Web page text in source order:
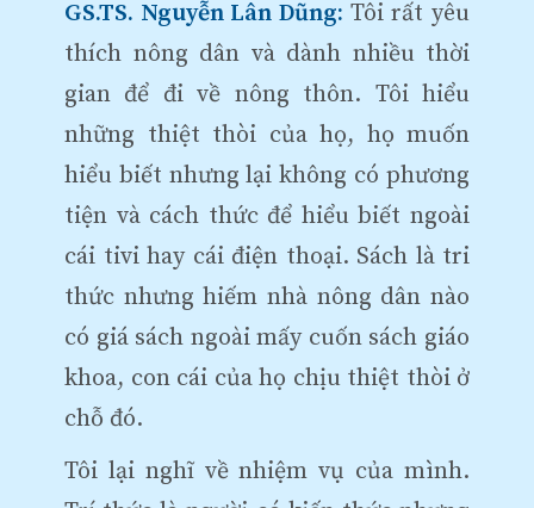
GS.TS. Nguyễn Lân Dũng: Tôi rất yêu
thích nông dân và dành nhiều thời
gian để đi về nông thôn. Tôi hiểu
những thiệt thòi của họ, họ muốn
hiểu biết nhưng lại không có phương
tiện và cách thức để hiểu biết ngoài
cái tivi hay cái điện thoại. Sách là tri
thức nhưng hiếm nhà nông dân nào
có giá sách ngoài mấy cuốn sách giáo
khoa, con cái của họ chịu thiệt thòi ở
chỗ đó.
Tôi lại nghĩ về nhiệm vụ của mình.